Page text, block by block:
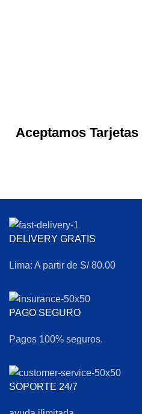
Aceptamos Tarjetas
DELIVERY GRATIS
Lima: A partir de S/ 80.00
PAGO SEGURO
Pagos 100% seguros.
SOPORTE 24/7